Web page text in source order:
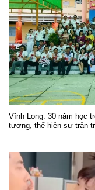
Vĩnh Long: 30 năm học
tượng, thể hiện sự trân